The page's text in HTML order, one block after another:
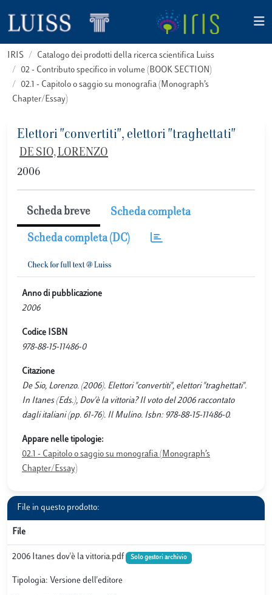
IRIS
Catalogo dei prodotti della ricerca scientifica Luiss
02 - Contributo specifico in volume (BOOK SECTION)
02.1 - Capitolo o saggio su monografia (Monograph’s
Chapter/Essay)
Elettori "convertiti", elettori "traghettati"
DE SIO, LORENZO
2006
Scheda breve Scheda completa
Scheda completa (DC)
Anno di pubblicazione
2006
Codice ISBN
978-88-15-11486-0
Citazione
De Sio, Lorenzo. (2006). Elettori "convertiti", elettori "traghettati".
In Itanes (Eds.), Dov'è la vittoria? Il voto del 2006 raccontato
dagli italiani (pp. 61-76). Il Mulino. Isbn: 978-88-15-11486-0.
Appare nelle tipologie:
02.1 - Capitolo o saggio su monografia (Monograph’s
Chapter/Essay)
File in questo prodotto:
File
2006 Itanes dov'è la vittoria.pdf Solo gestori archivio
Tipologia: Versione dell'editore